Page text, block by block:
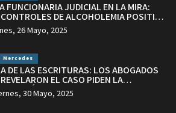
FUNCIONARIA JUDICIAL EN LA MIRA:
DE ALCOHOLEMIA POSITIVA
MERCEDES
26 Mayo, 2025
Mercedes
DE LAS ESCRITURAS: LOS ABOGADOS
EL CASO PIDEN LA
DEL PODER JUDICIAL
30 Mayo, 2025